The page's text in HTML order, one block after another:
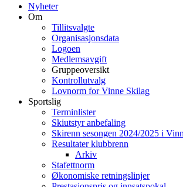
Nyheter
Om
Tillitsvalgte
Organisasjonsdata
Logoen
Medlemsavgift
Gruppeoversikt
Kontrollutvalg
Lovnorm for Vinne Skilag
Sportslig
Terminlister
Skiutstyr anbefaling
Skirenn sesongen 2024/2025 i
Resultater klubbrenn
Arkiv
Stafettnorm
Økonomiske retningslinjer